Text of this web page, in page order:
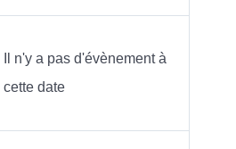
Il n'y a pas d'évènement à
cette date